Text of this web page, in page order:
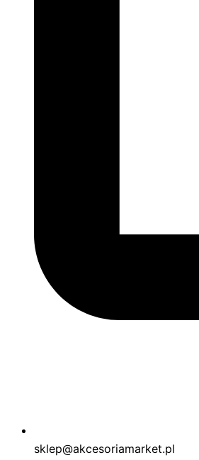
sklep@akcesoriamarket.pl